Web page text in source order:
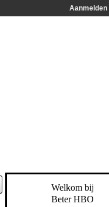
Aanmelden
Welkom bij
Beter HBO